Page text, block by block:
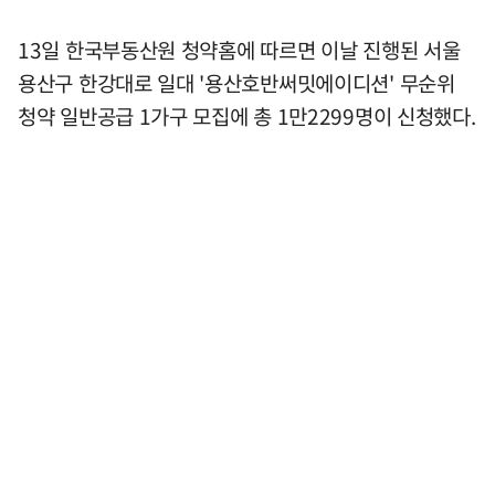
13일 한국부동산원 청약홈에 따르면 이날 진행된 서울
용산구 한강대로 일대 '용산호반써밋에이디션' 무순위
청약 일반공급 1가구 모집에 총 1만2299명이 신청했다.